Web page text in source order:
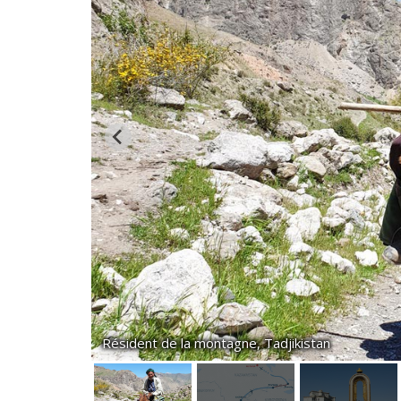
Résident de la montagne, Tadjikistan